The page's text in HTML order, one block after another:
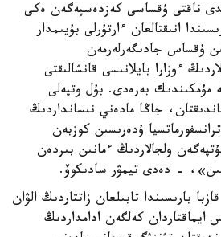
ناقتى ۇقساسى كەزدەسپەگەن ەكى
انىقتالعان ءارتۇرلى بۇيىمدار
ۇقساس جادىگەرلەرمەن
ءوزارا بايلانىسى قانشالىقتى
مۇمكىندىك بەرەدى. بۇل وتپەلى
جاڭا مادەني نىسانداردىڭ
ۇدەرىسىن كوزبەن
ولجالاردىڭ ءمانىن بىردەن
- دەدى تيمۋر سادىكوۆ.
بارىسىندا تابىلعان زاتتاردىڭ الۋان
ايماقتاردان كەلگەن ادامداردىڭ